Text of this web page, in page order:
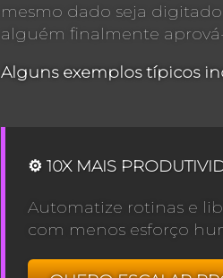
mesmo dado seja
alguém finalmente
Alguns exemplos típicos
⚙️ 10X MAIS
Automatize rotinas e
com menos esforço